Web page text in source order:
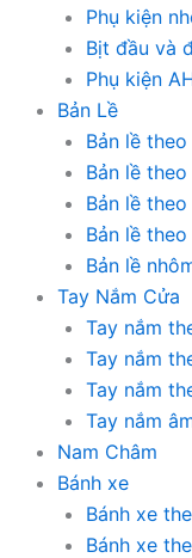
Phụ kiện
Bịt đầu và
Phụ kiện
Bản Lề
Bản lề
Bản lề
Bản lề
Bản lề
Bản lề
Tay Nắm Cửa
Tay nắm
Tay nắm
Tay nắm
Tay nắm
Nam Châm
Bánh xe
Bánh xe
Bánh xe